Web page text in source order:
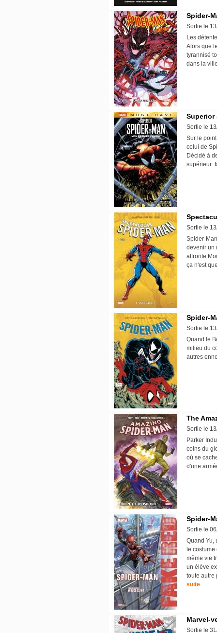
Spider-
Sortie le
Les
Alors que
tyrannisé
dans la
Superior
Sortie le
Sur le
celui de
Décidé à
supérieur
Sortie le
Spider-
devenir un
affronte
ça n'est
Spider-
Sortie le
Quand le
milieu du
autres
The
Sortie le
Parker
coins du
où se
d'une
Spider-
Sortie le
Quand Yu,
le
même vie
un élève
toute
suite
Marvel-
Sortie le